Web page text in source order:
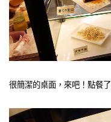
很簡潔的桌面，來吧！點餐了